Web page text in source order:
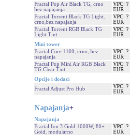
Fractal Pop Air Black TG, crno
bez napajanja
VPC: ?
EUR
Fractal Torrent Black TG Light,
crno,bez napajanja
VPC: ?
EUR
Fractal Torrent RGB Black TG
Light Tint
VPC: ?
EUR
Mini tower
Fractal Core 1100, crno, bez
napajanja
VPC: ?
EUR
Fractal Pop Mini Air RGB Black
TG Clear Tint
VPC: ?
EUR
Opcije i dodaci
Fractal Adjust Pro Hub
VPC: ?
EUR
Napajanja+
Napajanja
Fractal Ion 3 Gold 1000W, 80+
Gold, modularno
VPC: ?
EUR